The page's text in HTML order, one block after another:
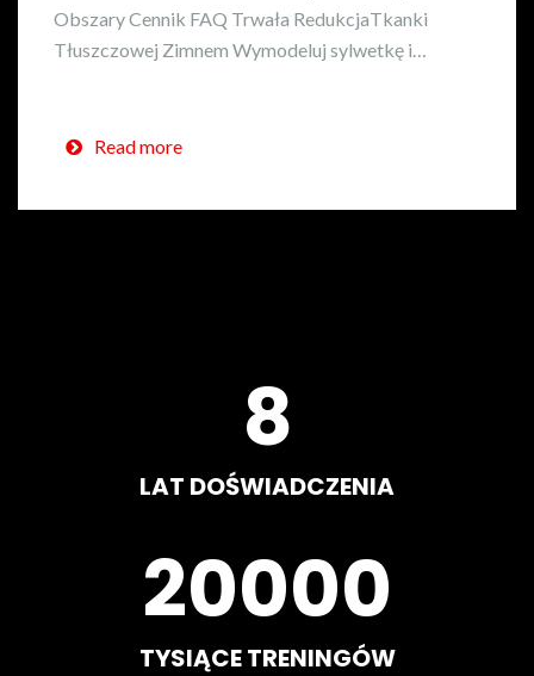
Obszary Cennik FAQ Trwała RedukcjaTkanki
Tłuszczowej Zimnem Wymodeluj sylwetkę i…
Read more
8
LAT DOŚWIADCZENIA
20000
TYSIĄCE TRENINGÓW